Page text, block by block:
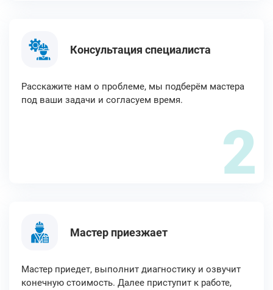
Консультация специалиста
Расскажите нам о проблеме, мы подберём мастера
под ваши задачи и согласуем время.
2
Мастер приезжает
Мастер приедет, выполнит диагностику и озвучит
конечную стоимость. Далее приступит к работе,